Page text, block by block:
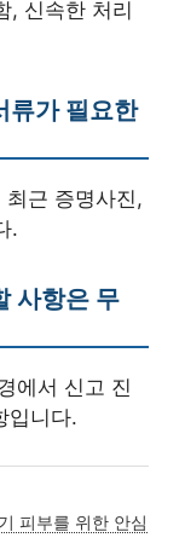
, 신속한 처리
류가 필요한
근 증명사진,
.
사항은 무
에서 신고 진
입니다.
피부를 위한 안심